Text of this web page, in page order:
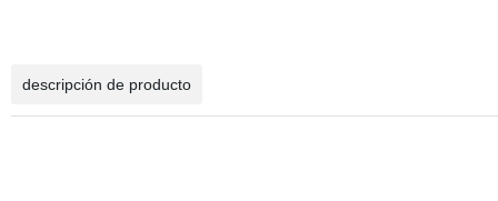
descripción de producto